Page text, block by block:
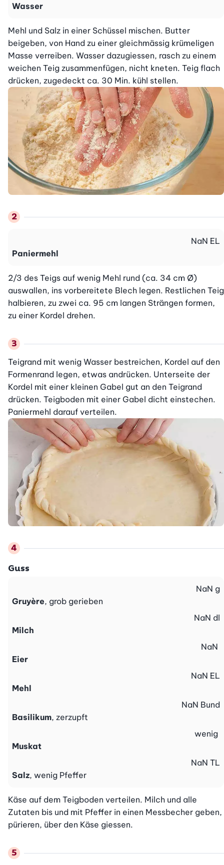
Wasser
Mehl und Salz in einer Schüssel mischen. Butter
beigeben, von Hand zu einer gleichmässig krümeligen
Masse verreiben. Wasser dazugiessen, rasch zu einem
weichen Teig zusammenfügen, nicht kneten. Teig flach
drücken, zugedeckt ca. 30 Min. kühl stellen.
Paniermehl
NaN EL
2/3 des Teigs auf wenig Mehl rund (ca. 34 cm Ø)
auswallen, ins vorbereitete Blech legen. Restlichen Teig
halbieren, zu zwei ca. 95 cm langen Strängen formen,
zu einer Kordel drehen.
Teigrand mit wenig Wasser bestreichen, Kordel auf den
Formenrand legen, etwas andrücken. Unterseite der
Kordel mit einer kleinen Gabel gut an den Teigrand
drücken. Teigboden mit einer Gabel dicht einstechen.
Paniermehl darauf verteilen.
Guss
Gruyère, grob gerieben
NaN g
Milch
NaN dl
Eier
NaN
Mehl
NaN EL
Basilikum, zerzupft
NaN Bund
Muskat
wenig
Salz, wenig Pfeffer
NaN TL
Käse auf dem Teigboden verteilen. Milch und alle
Zutaten bis und mit Pfeffer in einen Messbecher geben,
pürieren, über den Käse giessen.